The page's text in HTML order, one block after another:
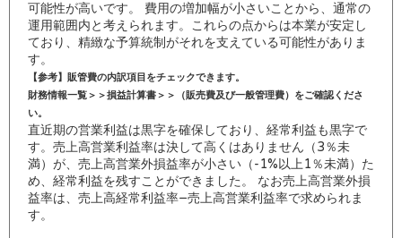
可能性が高いです。 費用の増加幅が小さいことから、通常の
運用範囲内と考えられます。これらの点からは本業が安定し
ており、精緻な予算統制がそれを支えている可能性がありま
す。
【参考】販管費の内訳項目をチェックできます。
財務情報一覧＞＞損益計算書＞＞（販売費及び一般管理費）をご確認くださ
い。
直近期の営業利益は黒字を確保しており、経常利益も黒字で
す。売上高営業利益率は決して高くはありません（3％未
満）が、売上高営業外損益率が小さい（-1%以上1％未満）た
め、経常利益を残すことができました。 なお売上高営業外損
益率は、売上高経常利益率−売上高営業利益率で求められま
す。